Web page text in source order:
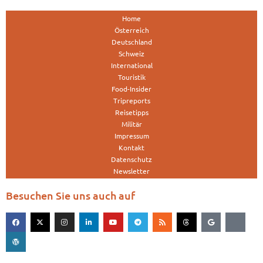
Home
Österreich
Deutschland
Schweiz
International
Touristik
Food-Insider
Tripreports
Reisetipps
Militär
Impressum
Kontakt
Datenschutz
Newsletter
Besuchen Sie uns auch auf